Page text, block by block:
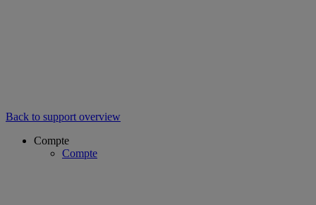
Back to support overview
Compte
Compte